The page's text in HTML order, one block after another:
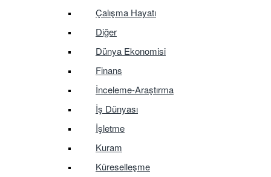
Çalışma Hayatı
Diğer
Dünya Ekonomisi
Finans
İnceleme-Araştırma
İş Dünyası
İşletme
Kuram
Küreselleşme